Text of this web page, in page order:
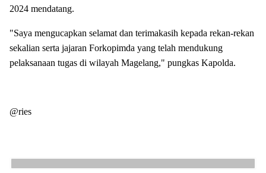
2024 mendatang.
"Saya mengucapkan selamat dan terimakasih kepada rekan-rekan
sekalian serta jajaran Forkopimda yang telah mendukung
pelaksanaan tugas di wilayah Magelang," pungkas Kapolda.
@ries